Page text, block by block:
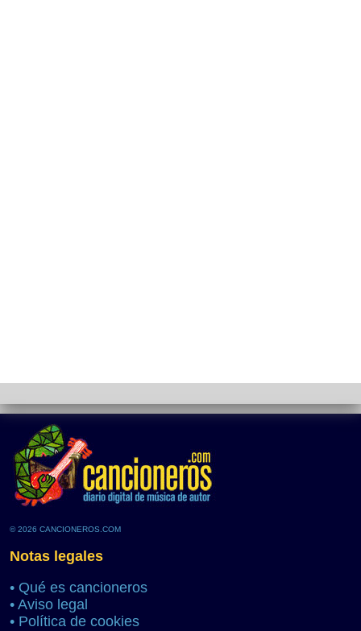
© 2026 CANCIONEROS.COM
Notas legales
• Qué es cancioneros
• Aviso legal
• Política de cookies